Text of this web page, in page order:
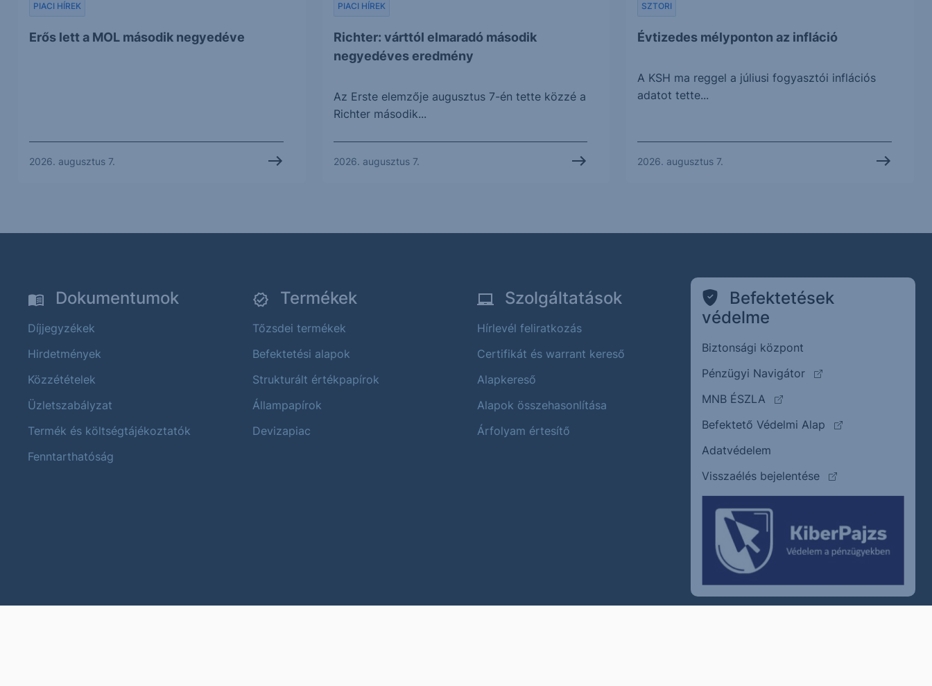
Erős lett a MOL második negyedéve
PIACI HÍREK
2026. augusztus 7.
Richter: várttól elmaradó második
negyedéves eredmény
PIACI HÍREK
Az Erste elemzője augusztus 7-én tette közzé a
Richter második...
2026. augusztus 7.
Évtizedes mélyponton az infláció
SZTORI
A KSH ma reggel a júliusi fogyasztói inflációs
adatot tette...
2026. augusztus 7.
Dokumentumok
Díjjegyzékek
Hirdetmények
Közzétételek
Üzletszabályzat
Termék és költségtájékoztatók
Fenntarthatóság
Termékek
Tőzsdei termékek
Befektetési alapok
Strukturált értékpapírok
Állampapírok
Devizapiac
Szolgáltatások
Hírlevél feliratkozás
Certifikát és warrant kereső
Alapkereső
Alapok összehasonlítása
Árfolyam értesítő
Befektetések
védelme
Biztonsági központ
Pénzügyi Navigátor
(külső oldalra ugrik)
MNB ÉSZLA
(külső oldalra ugrik)
Befektető Védelmi Alap
(külső oldalra
Adatvédelem
Visszaélés bejelentése
(külső oldalra ugrik)